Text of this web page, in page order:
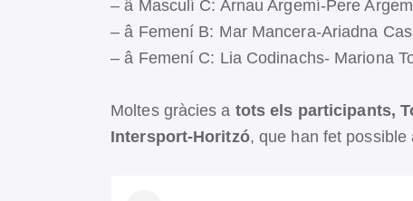
– â Masculí C: Arnau Argemí-Pere
– â Femení B: Mar Mancera-Ariadna
– â Femení C: Lia Codinachs- Mariona
Moltes gràcies a tots els participants,
Intersport-Horitzó, que han fet possible